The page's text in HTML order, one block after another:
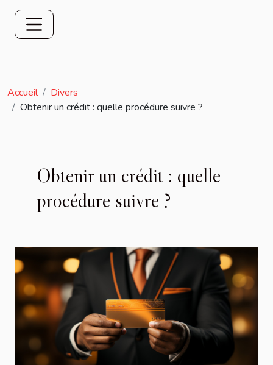
Accueil
Divers
Obtenir un crédit : quelle procédure suivre ?
Obtenir un crédit : quelle
procédure suivre ?